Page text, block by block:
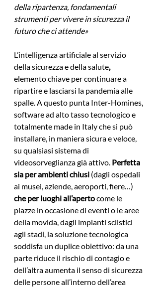
della ripartenza, fondamentali
strumenti per vivere in sicurezza il
futuro che ci attende»
L’intelligenza artificiale al servizio
della sicurezza e della salute,
elemento chiave per continuare a
ripartire e lasciarsi la pandemia alle
spalle. A questo punta Inter-Homines,
software ad alto tasso tecnologico e
totalmente made in Italy che si può
installare, in maniera sicura e veloce,
su qualsiasi sistema di
videosorveglianza già attivo. Perfetta
sia per ambienti chiusi (dagli ospedali
ai musei, aziende, aeroporti, fiere…)
che per luoghi all’aperto come le
piazze in occasione di eventi o le aree
della movida, dagli impianti sciistici
agli stadi, la soluzione tecnologica
soddisfa un duplice obiettivo: da una
parte riduce il rischio di contagio e
dell’altra aumenta il senso di sicurezza
delle persone all’interno dell’area